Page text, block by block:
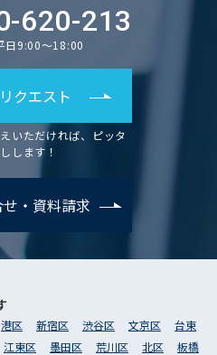
620-213
日9:00～18:00
クエスト
いただければ、ピッタ
します！
・資料請求
港区 新宿区 渋谷区 文京区
台東
江東区 墨田区 荒川区 北区
板橋